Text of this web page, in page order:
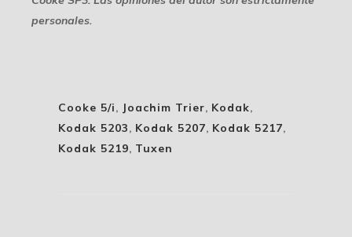
personales.
Cooke 5/i, Joachim Trier, Kodak,
Kodak 5203, Kodak 5207, Kodak 5217,
Kodak 5219, Tuxen